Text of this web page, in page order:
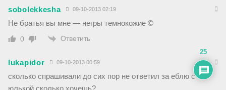
sobolekkesha 09-10-2013 02:19
Не братья вы мне — негры темнокожие ©
0 Ответить
lukapidor 09-10-2013 00:59
сколько спрашивали до сих пор не ответил за еблю с
25